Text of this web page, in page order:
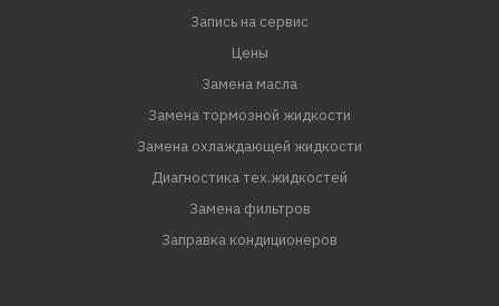
Запись на сервис
Цены
Замена масла
Замена тормозной жидкости
Замена охлаждающей жидкости
Диагностика тех.жидкостей
Замена фильтров
Заправка кондиционеров